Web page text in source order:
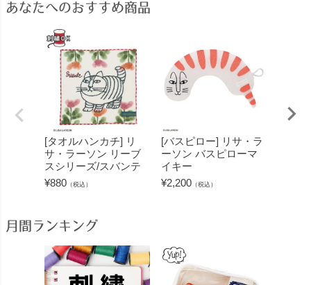
あなたへのおすすめ商品
[タオルハンカチ] リ
サ・ラーソン リーブ
スシリーズ/スバンテ
¥880 （税込）
[バスピロー] リサ・ラ
ーソン バスピローマ
イキー
¥2,200 （税込）
月間ランキング